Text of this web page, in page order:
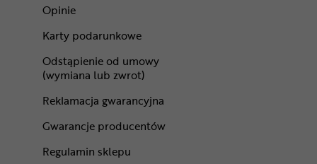
Opinie
Karty podarunkowe
Odstąpienie od umowy
(wymiana lub zwrot)
Reklamacja gwarancyjna
Gwarancje producentów
Regulamin sklepu